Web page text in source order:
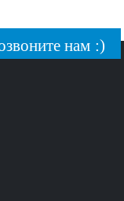
нам :)